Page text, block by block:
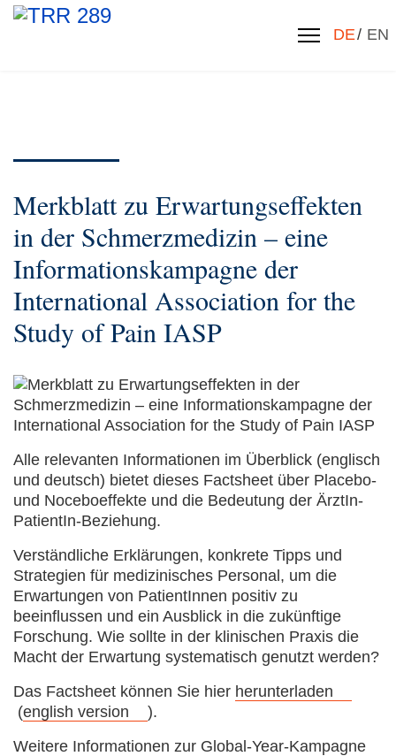
DE EN
Merkblatt zu Erwartungseffekten
in der Schmerzmedizin – eine
Informationskampagne der
International Association for the
Study of Pain IASP
‍Alle relevanten Informationen im Überblick (englisch
und deutsch) bietet dieses Factsheet über Placebo-
und Noceboeffekte und die Bedeutung der ÄrztIn-
PatientIn-Beziehung.
Verständliche Erklärungen, konkrete Tipps und
Strategien für medizinisches Personal, um die
Erwartungen von PatientInnen positiv zu
beeinflussen und ein Ausblick in die zukünftige
Forschung. Wie sollte in der klinischen Praxis die
Macht der Erwartung systematisch genutzt werden?
Das Factsheet können Sie hier herunterladen
(english version
).
Weitere Informationen zur Global-Year-Kampagne